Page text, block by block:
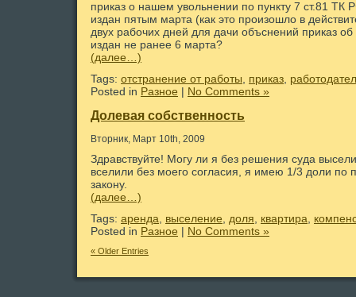
приказ о нашем увольнении по пункту 7 ст.81 ТК
издан пятым марта (как это произошло в
двух рабочих дней для дачи объснений приказ
издан не ранее 6 марта?
(далее…)
Tags: отстранение от работы, приказ,
Posted in Разное | No Comments »
Долевая собственность
Вторник, Март 10th, 2009
Здравствуйте! Могу ли я без решения суда
вселили без моего согласия, я имею 1/3 доли по
закону.
(далее…)
Tags: аренда, выселение, доля, квартира,
Posted in Разное | No Comments »
« Older Entries